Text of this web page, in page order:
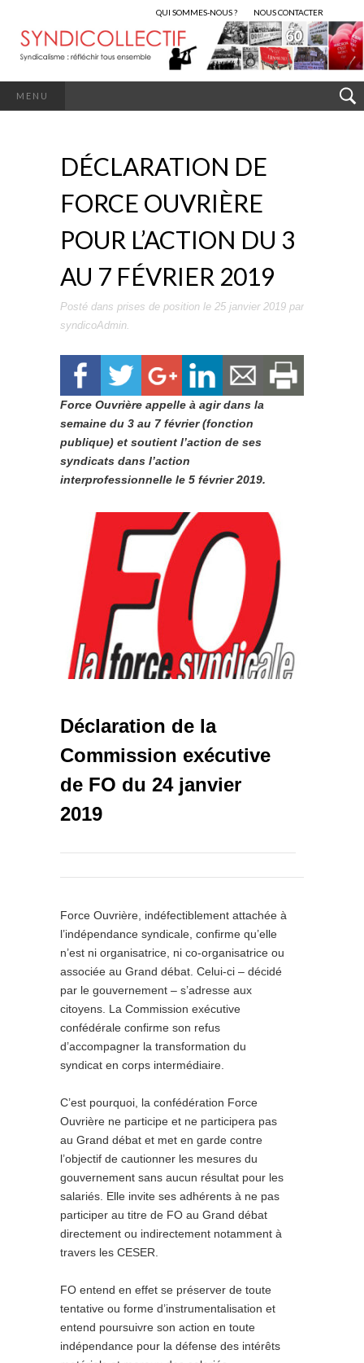
QUI SOMMES-NOUS ? NOUS CONTACTER
MENU
DÉCLARATION DE
FORCE OUVRIÈRE
POUR L’ACTION DU 3
AU 7 FÉVRIER 2019
Posté dans prises de position le 25 janvier 2019 par
syndicoAdmin.
Force Ouvrière appelle à agir dans la
semaine du 3 au 7 février (fonction
publique) et soutient l’action de ses
syndicats dans l’action
interprofessionnelle le 5 février 2019.
Déclaration de la
Commission exécutive
de FO du 24 janvier
2019
Force Ouvrière, indéfectiblement attachée à
l’indépendance syndicale, confirme qu’elle
n’est ni organisatrice, ni co-organisatrice ou
associée au Grand débat. Celui-ci – décidé
par le gouvernement – s’adresse aux
citoyens. La Commission exécutive
confédérale confirme son refus
d’accompagner la transformation du
syndicat en corps intermédiaire.
C’est pourquoi, la confédération Force
Ouvrière ne participe et ne participera pas
au Grand débat et met en garde contre
l’objectif de cautionner les mesures du
gouvernement sans aucun résultat pour les
salariés. Elle invite ses adhérents à ne pas
participer au titre de FO au Grand débat
directement ou indirectement notamment à
travers les CESER.
FO entend en effet se préserver de toute
tentative ou forme d’instrumentalisation et
entend poursuivre son action en toute
indépendance pour la défense des intérêts